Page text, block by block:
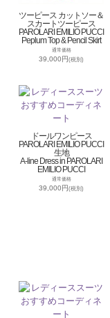
ツーピース カットソー＆
スカートツーピース
PAROLARI EMILIO PUCCI
Peplum Top & Pencil Skirt
通常価格
39,000円(税別)
ドールワンピース
PAROLARI EMILIO PUCCI
生地
A-line Dress in PAROLARI
EMILIO PUCCI
通常価格
39,000円(税別)